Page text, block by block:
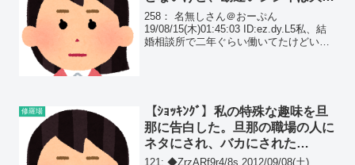
に見た。ネットに毒されすぎ…』
258： 名無しさん＠おーぷん
19/08/15(木)01:45:03 ID:ez.dy.L5私、結
婚相談所で二年ぐらい働いてたけどいわ
修羅場
【ｼｮｯｷﾝｸﾞ】私の特殊な趣味を旦
那に告白した。旦那の職場の人に
ネタにされ、バカにされた…
121: ◆ZrzARf9r4/8s 2012/09/08(土)